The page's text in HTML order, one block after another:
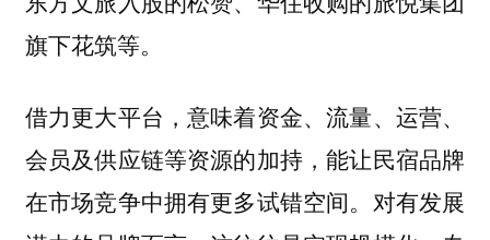
旗下花筑等。
借力更大平台，意味着资金、流量、运营、
会员及供应链等资源的加持，能让民宿品牌
在市场竞争中拥有更多试错空间。对有发展